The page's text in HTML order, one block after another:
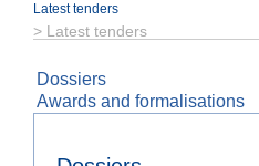
> Latest tenders
Latest tenders
Dossiers
Awards and formalisations